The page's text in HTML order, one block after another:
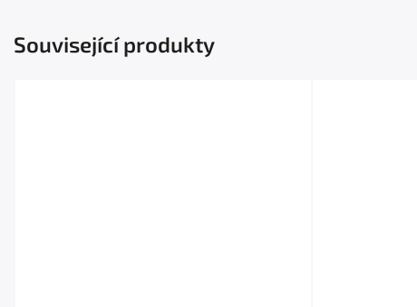
Související produkty